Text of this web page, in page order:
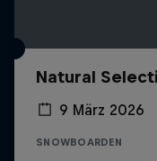
Natural
9 März 2026
SNOWBOARDEN